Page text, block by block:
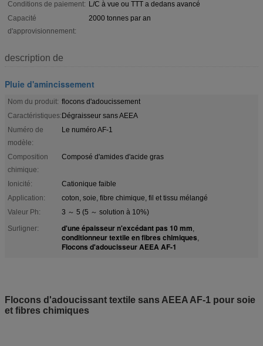
Conditions de paiement: L/C à vue ou TTT a dedans avancé
Capacité
d'approvisionnement:
2000 tonnes par an
description de
Pluie d'amincissement
Nom du produit: flocons d'adoucissement
Caractéristiques:Dégraisseur sans AEEA
Numéro de
modèle:
Le numéro AF-1
Composition
chimique:
Composé d'amides d'acide gras
Ionicité:
Cationique faible
Application:
coton, soie, fibre chimique, fil et tissu mélangé
Valeur Ph:
3 ～ 5 (5 ～ solution à 10%)
Surligner:
d'une épaisseur n'excédant pas 10 mm,
conditionneur textile en fibres chimiques,
Flocons d'adoucisseur AEEA AF-1
Flocons d'adoucissant textile sans AEEA AF-1 pour soie
et fibres chimiques